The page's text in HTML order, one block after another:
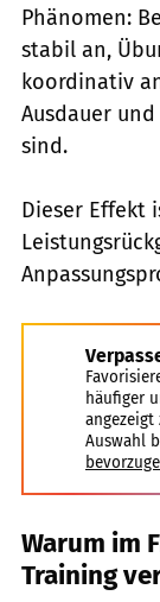
Phänomen:
stabil an,
koordinativ
Ausdauer
sind.
Dieser Effekt
häufiger
Auswahl
Warum im
Training